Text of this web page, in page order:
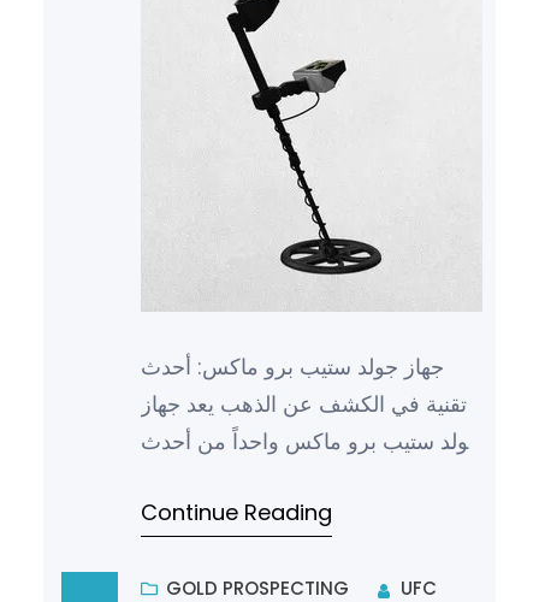
جهاز جولد ستيب برو ماكس: أحدث
تقنية في الكشف عن الذهب يعد جهاز
جولد ستيب برو ماكس واحداً من أحدث
Continue Reading
GOLD PROSPECTING UFC